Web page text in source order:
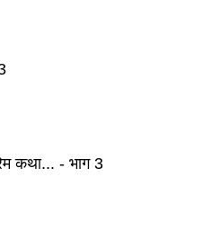
कथा... - भाग 3